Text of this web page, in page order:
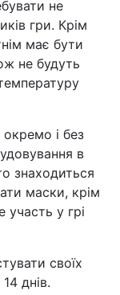
не
гри. Крім
має бути
не будуть
і без
в
знаходиться
маски, крім
участь у грі
своїх
днів.